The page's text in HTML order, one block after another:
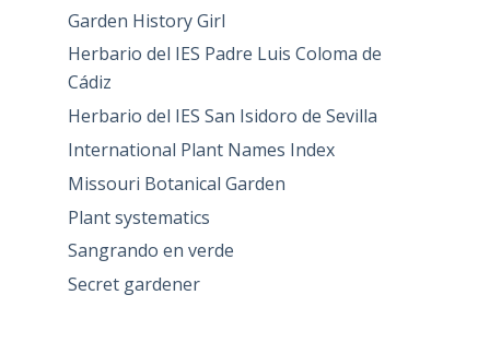
Garden History Girl
Herbario del IES Padre Luis Coloma de
Cádiz
Herbario del IES San Isidoro de Sevilla
International Plant Names Index
Missouri Botanical Garden
Plant systematics
Sangrando en verde
Secret gardener